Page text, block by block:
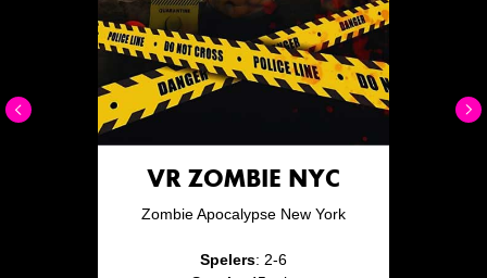
VR ZOMBIE NYC
Zombie Apocalypse New York
Spelers: 2-6